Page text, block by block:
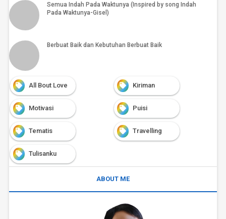
Semua Indah Pada Waktunya (Inspired by song Indah
Pada Waktunya-Gisel)
Berbuat Baik dan Kebutuhan Berbuat Baik
All Bout Love Kiriman
Motivasi Puisi
Tematis Travelling
Tulisanku
ABOUT ME